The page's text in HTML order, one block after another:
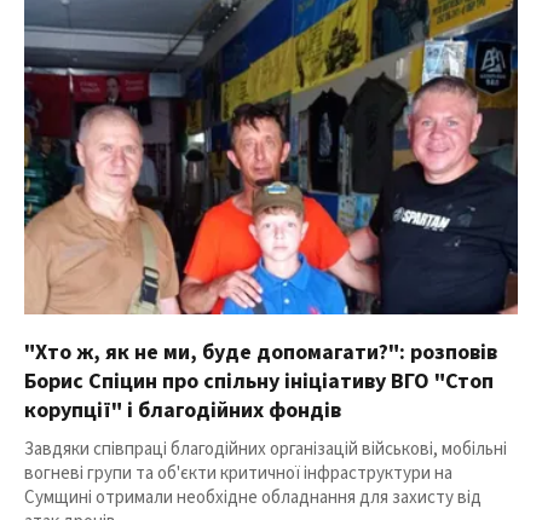
"Хто ж, як не ми, буде допомагати?": розповів
Борис Спіцин про спільну ініціативу ВГО "Стоп
корупції" і благодійних фондів
Завдяки співпраці благодійних організацій військові, мобільні
вогневі групи та об'єкти критичної інфраструктури на
Сумщині отримали необхідне обладнання для захисту від